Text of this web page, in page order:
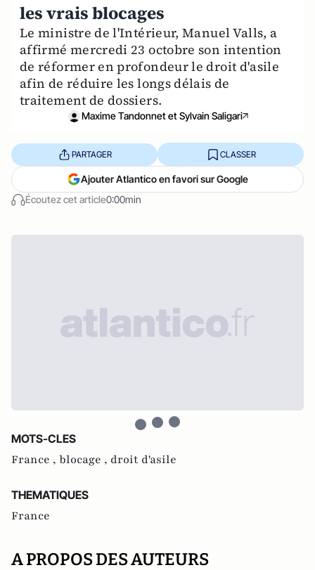
les vrais blocages
Le ministre de l'Intérieur, Manuel Valls, a
affirmé mercredi 23 octobre son intention
de réformer en profondeur le droit d'asile
afin de réduire les longs délais de
traitement de dossiers.
Maxime Tandonnet et Sylvain Saligari
Écoutez cet article0:00min
PARTAGER CLASSER
Ajouter Atlantico en favori sur Google
MOTS-CLES
France , blocage , droit d'asile
THEMATIQUES
France
A PROPOS DES AUTEURS